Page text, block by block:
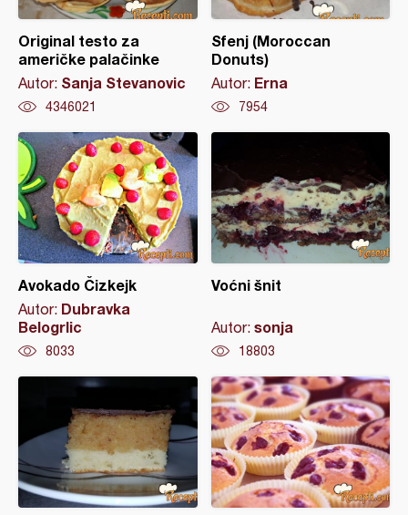
Original testo za
američke palačinke
Autor: Sanja Stevanovic
4346021
Sfenj (Moroccan
Donuts)
Autor: Erna
7954
Avokado Čizkejk
Autor: Dubravka
Belogrlic
8033
Voćni šnit
Autor: sonja
18803